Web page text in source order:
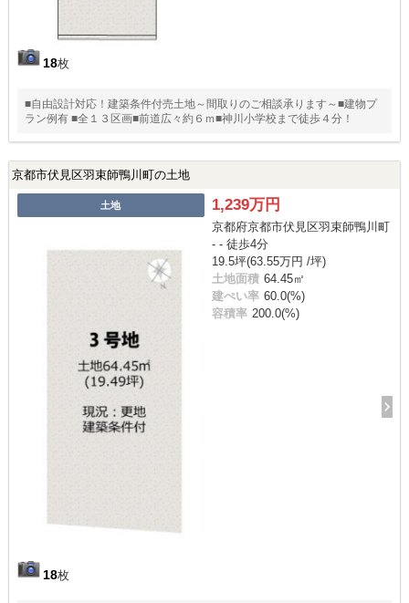
18枚
■自由設計対応！建築条件付売土地～間取りのご相談承ります～■建物プ
ラン例有 ■全１３区画■前道広々約６ｍ■神川小学校まで徒歩４分！
京都市伏見区羽束師鴨川町の土地
土地
18枚
1,239万円
京都府京都市伏見区羽束師鴨川町
- - 徒歩4分
19.5坪(63.55万円 /坪)
土地面積 64.45㎡
建ぺい率 60.0(%)
容積率 200.0(%)